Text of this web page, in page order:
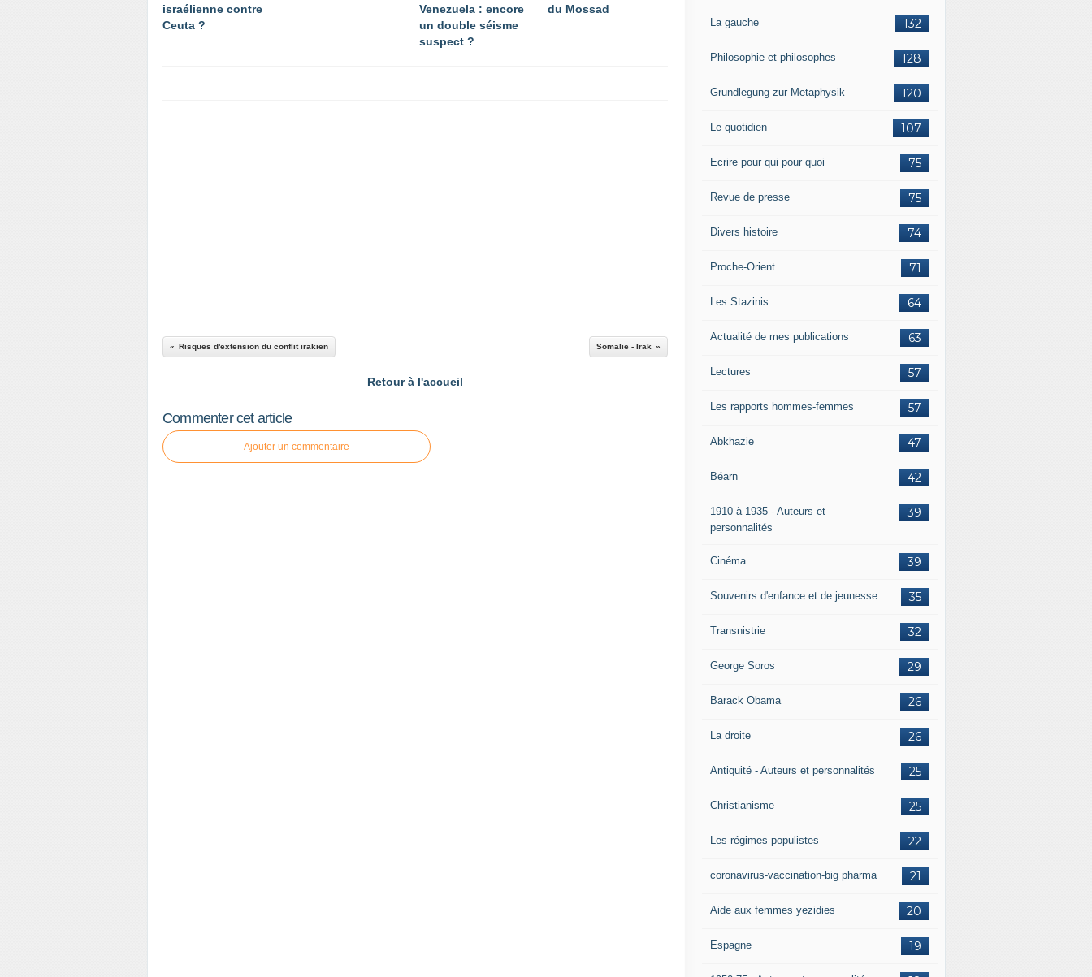
israélienne contre
Ceuta ?
Venezuela : encore
un double séisme
suspect ?
du Mossad
Risques d'extension du conflit irakien Somalie - Irak
Retour à l'accueil
Commenter cet article
Ajouter un commentaire
132
La gauche
128
Philosophie et philosophes
120
Grundlegung zur Metaphysik
107
Le quotidien
75
Ecrire pour qui pour quoi
75
Revue de presse
74
Divers histoire
71
Proche-Orient
64
Les Stazinis
63
Actualité de mes publications
57
Lectures
57
Les rapports hommes-femmes
47
Abkhazie
42
Béarn
39
1910 à 1935 - Auteurs et
personnalités
39
Cinéma
35
Souvenirs d'enfance et de jeunesse
32
Transnistrie
29
George Soros
26
Barack Obama
26
La droite
25
Antiquité - Auteurs et personnalités
25
Christianisme
22
Les régimes populistes
21
coronavirus-vaccination-big pharma
20
Aide aux femmes yezidies
19
Espagne